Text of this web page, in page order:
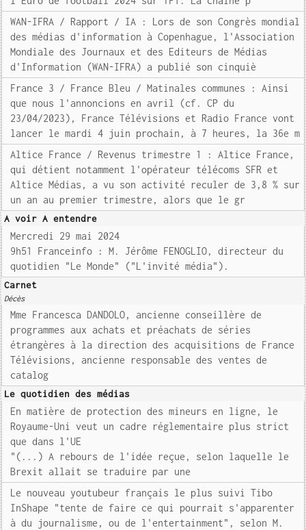
WAN-IFRA / Rapport / IA : Lors de son Congrès mondial
des médias d'information à Copenhague, l'Association
Mondiale des Journaux et des Editeurs de Médias
d'Information (WAN-IFRA) a publié son cinquiè
France 3 / France Bleu / Matinales communes : Ainsi
que nous l'annoncions en avril (cf. CP du
23/04/2023), France Télévisions et Radio France vont
lancer le mardi 4 juin prochain, à 7 heures, la 36e m
Altice France / Revenus trimestre 1 : Altice France,
qui détient notamment l'opérateur télécoms SFR et
Altice Médias, a vu son activité reculer de 3,8 % sur
un an au premier trimestre, alors que le gr
A voir A entendre
Mercredi 29 mai 2024
9h51 Franceinfo : M. Jérôme FENOGLIO, directeur du
quotidien "Le Monde" ("L'invité média").
Carnet
Décès
Mme Francesca DANDOLO, ancienne conseillère de
programmes aux achats et préachats de séries
étrangères à la direction des acquisitions de France
Télévisions, ancienne responsable des ventes de
catalog
Le quotidien des médias
En matière de protection des mineurs en ligne, le
Royaume-Uni veut un cadre réglementaire plus strict
que dans l'UE
"(...) A rebours de l'idée reçue, selon laquelle le
Brexit allait se traduire par une
Le nouveau youtubeur français le plus suivi Tibo
InShape "tente de faire ce qui pourrait s'apparenter
à du journalisme, ou de l'entertainment", selon M.